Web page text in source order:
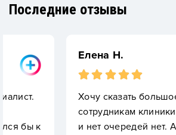
Последние отзывы
Елена Н.
Хочу сказать большое спасибо
сотрудникам клиники. Внутри
и нет очередей нет.